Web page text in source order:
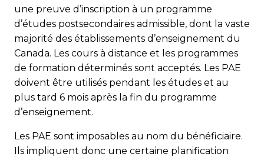
une preuve d’inscription à un programme
d’études postsecondaires admissible, dont la vaste
majorité des établissements d’enseignement du
Canada. Les cours à distance et les programmes
de formation déterminés sont acceptés. Les PAE
doivent être utilisés pendant les études et au
plus tard 6 mois après la fin du programme
d’enseignement.
Les PAE sont imposables au nom du bénéficiaire.
Ils impliquent donc une certaine planification